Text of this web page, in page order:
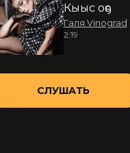
Кыыс оҕо
Галя Vinograd
2:19
СЛУШАТЬ